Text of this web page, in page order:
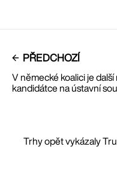
PŘEDCHOZÍ
V německé koalici je
kandidátce na ústavní
Trhy opět vykázaly